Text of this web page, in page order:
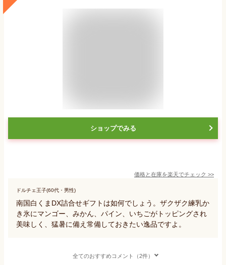
ショップでみる
価格と在庫を楽天でチェック >>
ドルチェ王子(60代・男性)
南国白くまDX詰合せギフトは如何でしょう。ザクザク練乳か
き氷にマンゴー、みかん、パイン、いちごがトッピングされ
美味しく、猛暑に備え常備しておきたい逸品ですよ。
全てのおすすめコメント（2件）